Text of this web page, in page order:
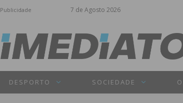
7 de Agosto 2026
Publicidade
DESPORTO SOCIEDADE